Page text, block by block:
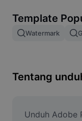
Gabung gambar
Ubah Ukuran
Pembuat Meme
Template
Watermark
Tentang
Unduh Adobe